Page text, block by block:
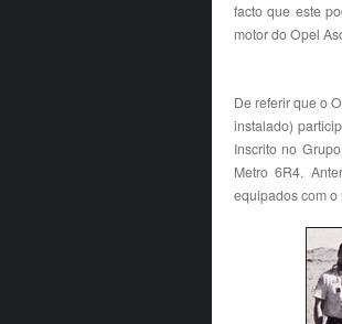
facto que este
motor do Opel
De referir que o
instalado)
Inscrito no
Metro 6R4.
equipados com o